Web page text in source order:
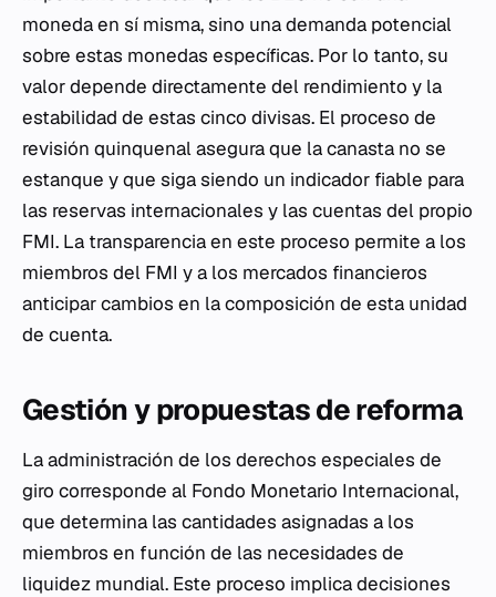
moneda en sí misma, sino una demanda potencial
sobre estas monedas específicas. Por lo tanto, su
valor depende directamente del rendimiento y la
estabilidad de estas cinco divisas. El proceso de
revisión quinquenal asegura que la canasta no se
estanque y que siga siendo un indicador fiable para
las reservas internacionales y las cuentas del propio
FMI. La transparencia en este proceso permite a los
miembros del FMI y a los mercados financieros
anticipar cambios en la composición de esta unidad
de cuenta.
Gestión y propuestas de reforma
La administración de los derechos especiales de
giro corresponde al Fondo Monetario Internacional,
que determina las cantidades asignadas a los
miembros en función de las necesidades de
liquidez mundial. Este proceso implica decisiones